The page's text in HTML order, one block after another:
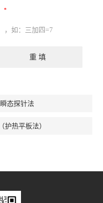
，如：三加四=7
态探针法
护热平板法）